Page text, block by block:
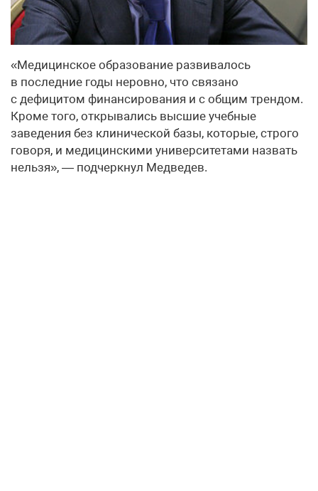
«Медицинское образование развивалось
в последние годы неровно, что связано
с дефицитом финансирования и с общим трендом.
Кроме того, открывались высшие учебные
заведения без клинической базы, которые, строго
говоря, и медицинскими университетами назвать
нельзя», — подчеркнул Медведев.